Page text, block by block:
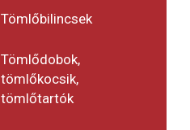
Tömlőbilincsek
Tömlődobok,
tömlőkocsik,
tömlőtartók